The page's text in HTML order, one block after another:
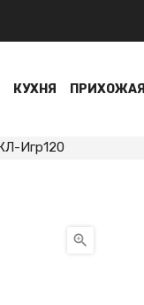
КУХНЯ ПРИХОЖАЯ
Игр120
